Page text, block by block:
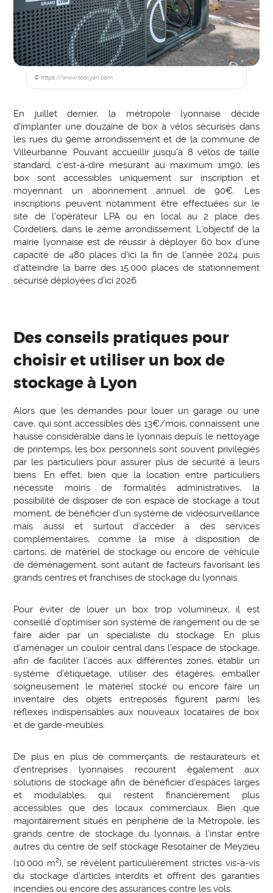
© https://www.toolyon.com
En juillet dernier, la métropole lyonnaise décide
d’implanter une douzaine de box à vélos sécurisés dans
les rues du 9ème arrondissement et de la commune de
Villeurbanne. Pouvant accueillir jusqu’à 8 vélos de taille
standard, c’est-à-dire mesurant au maximum 1m90, les
box sont accessibles uniquement sur inscription et
moyennant un abonnement annuel de 90€. Les
inscriptions peuvent notamment être effectuées sur le
site de l’opérateur LPA ou en local au 2 place des
Cordeliers, dans le 2ème arrondissement. L’objectif de la
mairie lyonnaise est de réussir à déployer 60 box d’une
capacité de 480 places d’ici la fin de l’année 2024 puis
d’atteindre la barre des 15.000 places de stationnement
sécurisé déployées d’ici 2026.
Des conseils pratiques pour
choisir et utiliser un box de
stockage à Lyon
Alors que les demandes pour louer un garage ou une
cave, qui sont accessibles dès 13€/mois, connaissent une
hausse considérable dans le lyonnais depuis le nettoyage
de printemps, les box personnels sont souvent privilégiés
par les particuliers pour assurer plus de sécurité à leurs
biens. En effet, bien que la location entre particuliers
nécessite moins de formalités administratives, la
possibilité de disposer de son espace de stockage à tout
moment, de bénéficier d’un système de vidéosurveillance
mais aussi et surtout d’accéder à des services
complémentaires, comme la mise à disposition de
cartons, de matériel de stockage ou encore de véhicule
de déménagement, sont autant de facteurs favorisant les
grands centres et franchises de stockage du lyonnais.
Pour éviter de louer un box trop volumineux, il est
conseillé d’optimiser son système de rangement ou de se
faire aider par un spécialiste du stockage. En plus
d’aménager un couloir central dans l’espace de stockage,
afin de faciliter l’accès aux différentes zones, établir un
système d’étiquetage, utiliser des étagères, emballer
soigneusement le matériel stocké ou encore faire un
inventaire des objets entreposés figurent parmi les
réflexes indispensables aux nouveaux locataires de box
et de garde-meubles.
De plus en plus de commerçants, de restaurateurs et
d’entreprises lyonnaises recourent également aux
solutions de stockage afin de bénéficier d’espaces larges
et modulables, qui restent financièrement plus
accessibles que des locaux commerciaux. Bien que
majoritairement situés en périphérie de la Métropole, les
grands centre de stockage du lyonnais, à l’instar entre
autres du centre de self stockage Resotainer de Meyzieu
(10.000 m2), se révèlent particulièrement strictes vis-à-vis
du stockage d’articles interdits et offrent des garanties
incendies ou encore des assurances contre les vols.